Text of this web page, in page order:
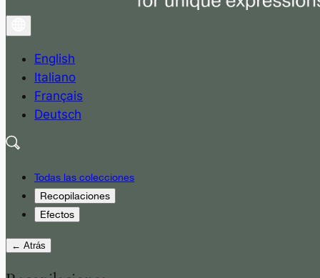
English
Italiano
Français
Deutsch
Todas las colecciones
Recopilaciones
Efectos
← Atrás